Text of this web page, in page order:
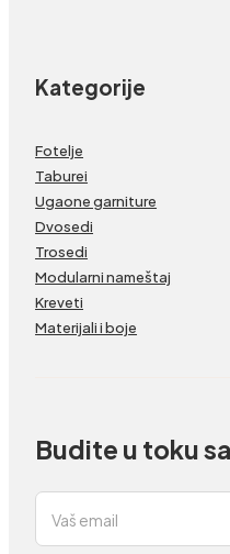
Kategorije
Fotelje
Taburei
Ugaone garniture
Dvosedi
Trosedi
Modularni nameštaj
Kreveti
Materijali i boje
Budite u toku
Section